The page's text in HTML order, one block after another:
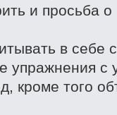
и просьба
в себе
упражнения с
кроме того